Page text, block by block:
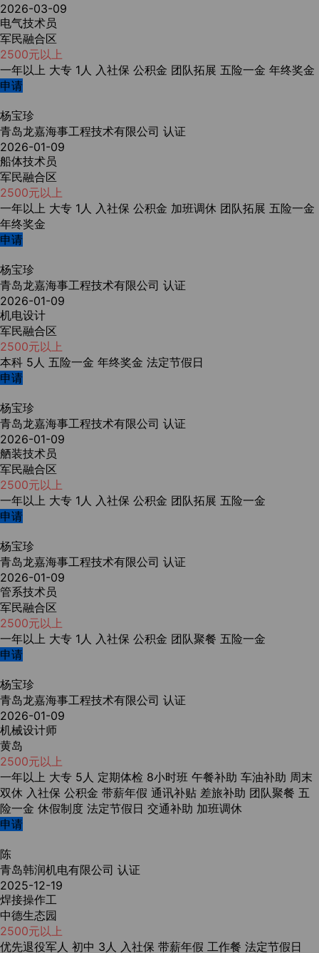
2026-03-09
电气技术员
军民融合区
2500元以上
一年以上 大专 1人 入社保 公积金 团队拓展 五险一金 年终奖金
申请
杨宝珍
青岛龙嘉海事工程技术有限公司 认证
2026-01-09
船体技术员
军民融合区
2500元以上
一年以上 大专 1人 入社保 公积金 加班调休 团队拓展 五险一金
年终奖金
申请
杨宝珍
青岛龙嘉海事工程技术有限公司 认证
2026-01-09
机电设计
军民融合区
2500元以上
本科 5人 五险一金 年终奖金 法定节假日
申请
杨宝珍
青岛龙嘉海事工程技术有限公司 认证
2026-01-09
舾装技术员
军民融合区
2500元以上
一年以上 大专 1人 入社保 公积金 团队拓展 五险一金
申请
杨宝珍
青岛龙嘉海事工程技术有限公司 认证
2026-01-09
管系技术员
军民融合区
2500元以上
一年以上 大专 1人 入社保 公积金 团队聚餐 五险一金
申请
杨宝珍
青岛龙嘉海事工程技术有限公司 认证
2026-01-09
机械设计师
黄岛
2500元以上
一年以上 大专 5人 定期体检 8小时班 午餐补助 车油补助 周末
双休 入社保 公积金 带薪年假 通讯补贴 差旅补助 团队聚餐 五
险一金 休假制度 法定节假日 交通补助 加班调休
申请
陈
青岛韩润机电有限公司 认证
2025-12-19
焊接操作工
中德生态园
2500元以上
优先退役军人 初中 3人 入社保 带薪年假 工作餐 法定节假日